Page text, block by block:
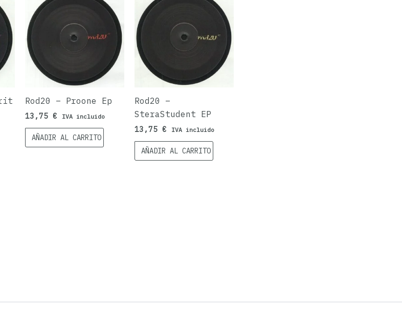
Rod20 – Proone Ep
13,75€ IVA incluido
AÑADIR AL CARRITO
Rod20 –
SteraStudent EP
13,75€ IVA incluido
AÑADIR AL CARRITO